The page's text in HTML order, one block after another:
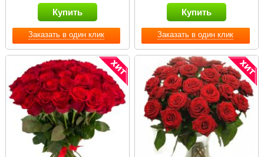
Заказать в один клик
Купить
Заказать в один клик
Купить